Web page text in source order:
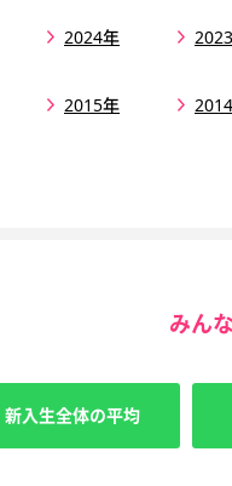
2024年
2015年
みん
新入生全体の平均